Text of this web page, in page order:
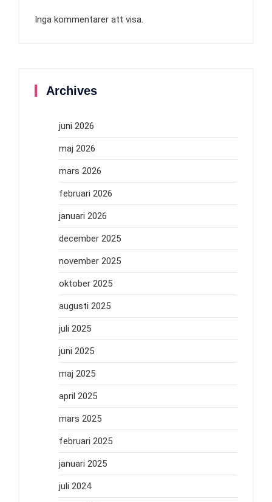
Inga kommentarer att visa.
Archives
juni 2026
maj 2026
mars 2026
februari 2026
januari 2026
december 2025
november 2025
oktober 2025
augusti 2025
juli 2025
juni 2025
maj 2025
april 2025
mars 2025
februari 2025
januari 2025
juli 2024